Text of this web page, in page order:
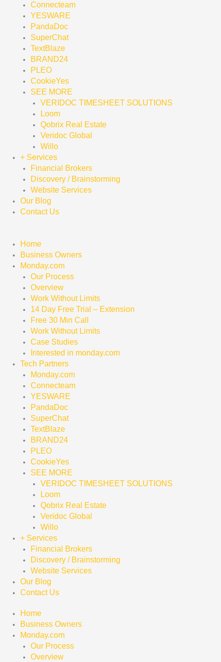
Connecteam
YESWARE
PandaDoc
SuperChat
TextBlaze
BRAND24
PLEO
CookieYes
SEE MORE
VERIDOC TIMESHEET SOLUTIONS
Loom
Qobrix Real Estate
Veridoc Global
Willo
+ Services
Financial Brokers
Discovery / Brainstorming
Website Services
Our Blog
Contact Us
Home
Business Owners
Monday.com
Our Process
Overview
Work Without Limits
14 Day Free Trial – Extension
Free 30 Min Call
Work Without Limits
Case Studies
Interested in monday.com
Tech Partners
Monday.com
Connecteam
YESWARE
PandaDoc
SuperChat
TextBlaze
BRAND24
PLEO
CookieYes
SEE MORE
VERIDOC TIMESHEET SOLUTIONS
Loom
Qobrix Real Estate
Veridoc Global
Willo
+ Services
Financial Brokers
Discovery / Brainstorming
Website Services
Our Blog
Contact Us
Home
Business Owners
Monday.com
Our Process
Overview